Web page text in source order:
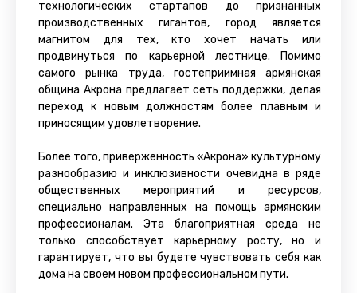
технологических стартапов до признанных
производственных гигантов, город является
магнитом для тех, кто хочет начать или
продвинуться по карьерной лестнице. Помимо
самого рынка труда, гостеприимная армянская
община Акрона предлагает сеть поддержки, делая
переход к новым должностям более плавным и
приносящим удовлетворение.
Более того, приверженность «Акрона» культурному
разнообразию и инклюзивности очевидна в ряде
общественных мероприятий и ресурсов,
специально направленных на помощь армянским
профессионалам. Эта благоприятная среда не
только способствует карьерному росту, но и
гарантирует, что вы будете чувствовать себя как
дома на своем новом профессиональном пути.